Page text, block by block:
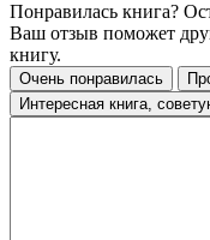
Понравилась книга?
Ваш отзыв поможет
книгу.
Очень понравилась
Интересная книга,